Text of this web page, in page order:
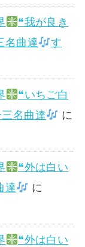
❝我が良き
名曲達
す
❝いちご白
名曲達
に
❝外は白い
達
に
❝外は白い